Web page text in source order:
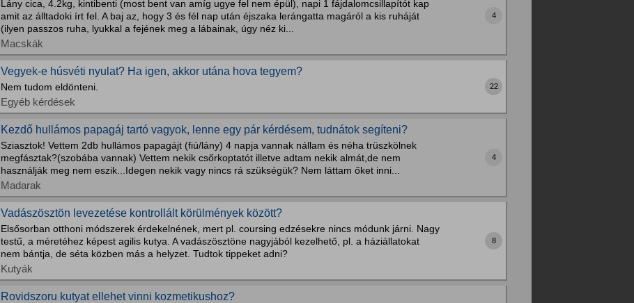
Lány cica, 4.2kg, kintibenti (most bent van amíg ugye fel nem épül), napi 1 fájdalomcsillapítót kap
amit az álltadoki írt fel. A baj az, hogy 3 és fél nap után éjszaka lerángatta magáról a kis ruháját
(ilyen passzos ruha, lyukkal a fejének meg a lábainak, úgy néz ki...
Macskák
4
Vegyek-e húsvéti nyulat? Ha igen, akkor utána hova tegyem?
Nem tudom eldönteni.
Egyéb kérdések
22
Kezdő hullámos papagáj tartó vagyok, lenne egy pár kérdésem, tudnátok segíteni?
Sziasztok! Vettem 2db hullámos papagájt (fiú/lány) 4 napja vannak nállam és néha trüszkölnek
megfásztak?(szobába vannak) Vettem nekik csőrkoptatót illetve adtam nekik almát,de nem
használják meg nem eszik...Idegen nekik vagy nincs rá szükségük? Nem láttam őket inni...
Madarak
4
Vadászösztön levezetése kontrollált körülmények között?
Elsősorban otthoni módszerek érdekelnének, mert pl. coursing edzésekre nincs módunk járni. Nagy
testű, a méretéhez képest agilis kutya. A vadászösztöne nagyjából kezelhető, pl. a háziállatokat
nem bántja, de séta közben más a helyzet. Tudtok tippeket adni?
Kutyák
8
Rovidszoru kutyat ellehet vinni kozmetikushoz?